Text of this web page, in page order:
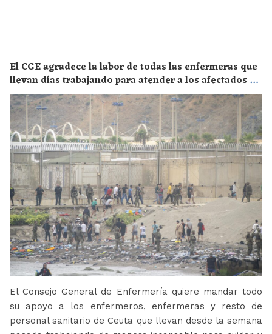
El CGE agradece la labor de todas las enfermeras que
llevan días trabajando para atender a los afectados de
la crisis migratoria de Ceuta
El Consejo General de Enfermería quiere mandar todo
su apoyo a los enfermeros, enfermeras y resto de
personal sanitario de Ceuta que llevan desde la semana